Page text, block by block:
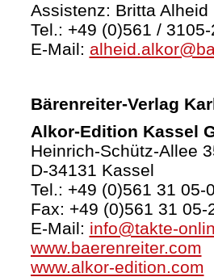
Assistenz: Britta Alheid
Tel.: +49 (0)561 /
E-Mail:
Bärenreiter-Verlag
Alkor-Edition Kassel
Heinrich-Schütz-Allee
D-34131 Kassel
Tel.: +49 (0)561 31 05-0
Fax: +49 (0)561 31 05-
E-Mail: info@takte-
www.baerenreiter.com
www.alkor-edition.com